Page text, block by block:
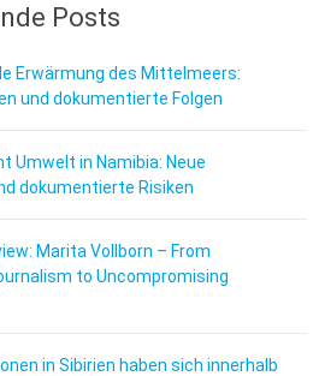
Posts
Erwärmung des Mittelmeers:
und dokumentierte Folgen
Umwelt in Namibia: Neue
dokumentierte Risiken
Marita Vollborn – From
to Uncompromising
in Sibirien haben sich innerhalb